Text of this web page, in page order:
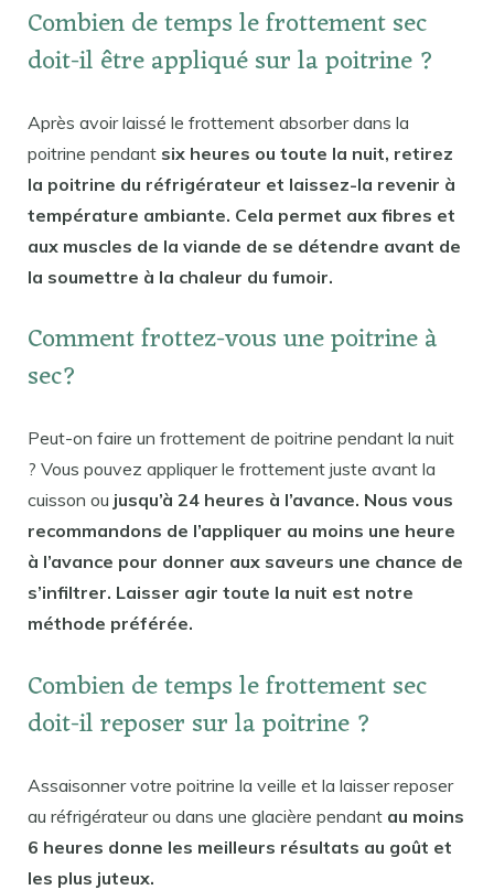
Combien de temps le frottement sec
doit-il être appliqué sur la poitrine ?
Après avoir laissé le frottement absorber dans la
poitrine pendant six heures ou toute la nuit, retirez
la poitrine du réfrigérateur et laissez-la revenir à
température ambiante. Cela permet aux fibres et
aux muscles de la viande de se détendre avant de
la soumettre à la chaleur du fumoir.
Comment frottez-vous une poitrine à
sec?
Peut-on faire un frottement de poitrine pendant la nuit
? Vous pouvez appliquer le frottement juste avant la
cuisson ou jusqu’à 24 heures à l’avance. Nous vous
recommandons de l’appliquer au moins une heure
à l’avance pour donner aux saveurs une chance de
s’infiltrer. Laisser agir toute la nuit est notre
méthode préférée.
Combien de temps le frottement sec
doit-il reposer sur la poitrine ?
Assaisonner votre poitrine la veille et la laisser reposer
au réfrigérateur ou dans une glacière pendant au moins
6 heures donne les meilleurs résultats au goût et
les plus juteux.